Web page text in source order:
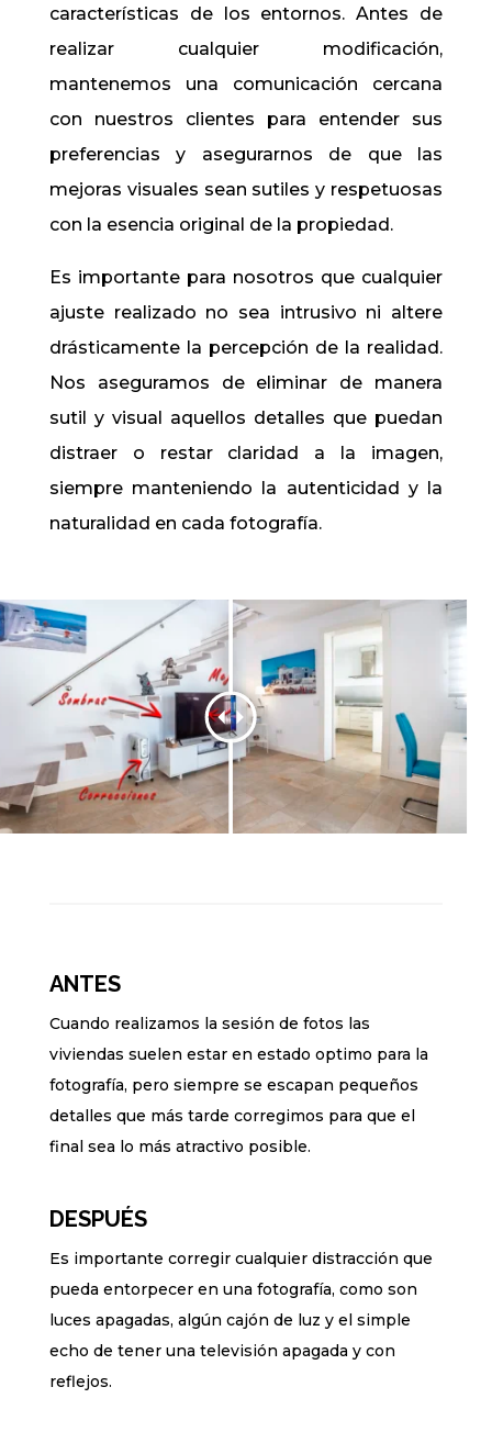
características de los entornos. Antes de
realizar cualquier modificación,
mantenemos una comunicación cercana
con nuestros clientes para entender sus
preferencias y asegurarnos de que las
mejoras visuales sean sutiles y respetuosas
con la esencia original de la propiedad.
Es importante para nosotros que cualquier
ajuste realizado no sea intrusivo ni altere
drásticamente la percepción de la realidad.
Nos aseguramos de eliminar de manera
sutil y visual aquellos detalles que puedan
distraer o restar claridad a la imagen,
siempre manteniendo la autenticidad y la
naturalidad en cada fotografía.
ANTES
Cuando realizamos la sesión de fotos las
viviendas suelen estar en estado optimo para la
fotografía, pero siempre se escapan pequeños
detalles que más tarde corregimos para que el
final sea lo más atractivo posible.
DESPUÉS
Es importante corregir cualquier distracción que
pueda entorpecer en una fotografía, como son
luces apagadas, algún cajón de luz y el simple
echo de tener una televisión apagada y con
reflejos.